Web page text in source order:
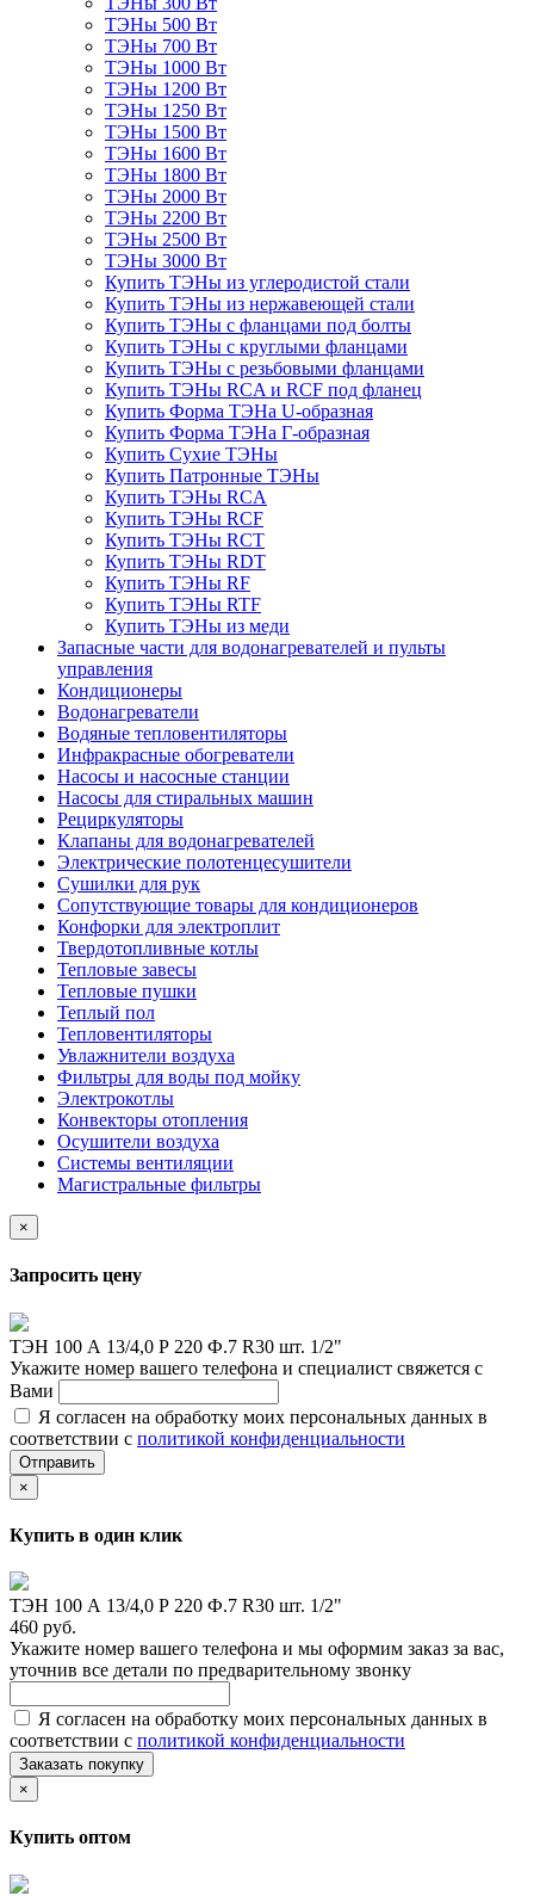
ТЭНы 500 Вт
ТЭНы 700 Вт
ТЭНы 1000 Вт
ТЭНы 1200 Вт
ТЭНы 1250 Вт
ТЭНы 1500 Вт
ТЭНы 1600 Вт
ТЭНы 1800 Вт
ТЭНы 2000 Вт
ТЭНы 2200 Вт
ТЭНы 2500 Вт
ТЭНы 3000 Вт
Купить ТЭНы из углеродистой стали
Купить ТЭНы из нержавеющей стали
Купить ТЭНы с фланцами под болты
Купить ТЭНы с круглыми фланцами
Купить ТЭНы с резьбовыми фланцами
Купить ТЭНы RCA и RCF под фланец
Купить Форма ТЭНа U-образная
Купить Форма ТЭНа Г-образная
Купить Сухие ТЭНы
Купить Патронные ТЭНы
Купить ТЭНы RCA
Купить ТЭНы RCF
Купить ТЭНы RCT
Купить ТЭНы RDT
Купить ТЭНы RF
Купить ТЭНы RTF
Купить ТЭНы из меди
Запасные части для водонагревателей и пульты
управления
Кондиционеры
Водонагреватели
Водяные тепловентиляторы
Инфракрасные обогреватели
Насосы и насосные станции
Насосы для стиральных машин
Рециркуляторы
Клапаны для водонагревателей
Электрические полотенцесушители
Сушилки для рук
Сопутствующие товары для кондиционеров
Конфорки для электроплит
Твердотопливные котлы
Тепловые завесы
Тепловые пушки
Теплый пол
Тепловентиляторы
Увлажнители воздуха
Фильтры для воды под мойку
Электрокотлы
Конвекторы отопления
Осушители воздуха
Системы вентиляции
Магистральные фильтры
×
Запросить цену
ТЭН 100 А 13/4,0 Р 220 Ф.7 R30 шт. 1/2"
Укажите номер вашего телефона и специалист свяжется с
Вами
Я согласен на обработку моих персональных данных в
соответствии с политикой конфиденциальности
Отправить
×
Купить в один клик
ТЭН 100 А 13/4,0 Р 220 Ф.7 R30 шт. 1/2"
460 руб.
Укажите номер вашего телефона и мы оформим заказ за вас,
уточнив все детали по предварительному звонку
Я согласен на обработку моих персональных данных в
соответствии с политикой конфиденциальности
Заказать покупку
×
Купить оптом